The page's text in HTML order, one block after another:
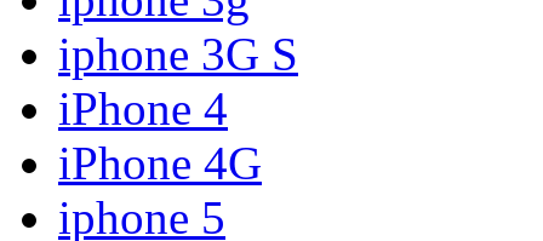
iphone 3G S
iPhone 4
iPhone 4G
iphone 5